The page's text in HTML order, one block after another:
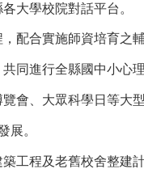
大學校院對話平台。
配合實施師資培育之輔
同進行全縣國中小心
會、大眾科學日等大
展。
工程及老舊校舍整建計